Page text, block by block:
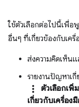
ใช้ตัวเลือกต่อไปนี้เพื่อ
อื่นๆ ที่เกี่ยวข้องกับเค
ส่งความคิดเห็นแ
รายงานปัญหาเ
more_vert ตัวเลือกเพิ่
เกี่ยวกับเครื่อ